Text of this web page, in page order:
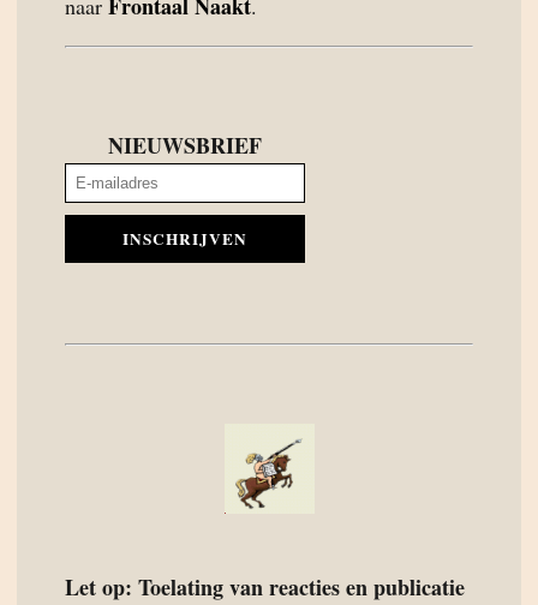
naar Frontaal Naakt.
NIEUWSBRIEF
INSCHRIJVEN
Let op: Toelating van reacties en publicatie